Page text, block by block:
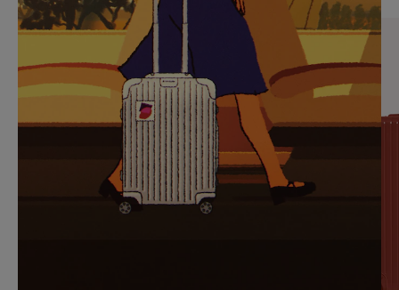
OM
TE
PAUZEREN
UITGESCHAKELD.
DRUK
HIER
OM
HET
DEMPEN
OP